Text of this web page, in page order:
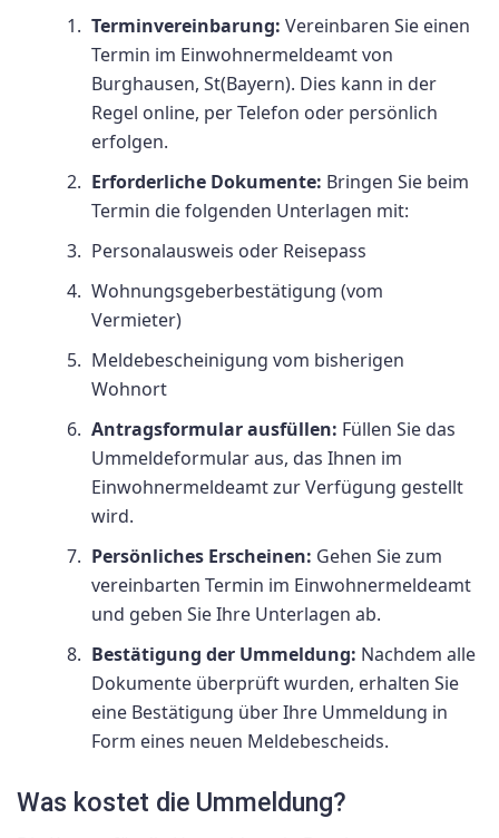
Terminvereinbarung: Vereinbaren Sie einen
Termin im Einwohnermeldeamt von
Burghausen, St(Bayern). Dies kann in der
Regel online, per Telefon oder persönlich
erfolgen.
Erforderliche Dokumente: Bringen Sie beim
Termin die folgenden Unterlagen mit:
Personalausweis oder Reisepass
Wohnungsgeberbestätigung (vom
Vermieter)
Meldebescheinigung vom bisherigen
Wohnort
Antragsformular ausfüllen: Füllen Sie das
Ummeldeformular aus, das Ihnen im
Einwohnermeldeamt zur Verfügung gestellt
wird.
Persönliches Erscheinen: Gehen Sie zum
vereinbarten Termin im Einwohnermeldeamt
und geben Sie Ihre Unterlagen ab.
Bestätigung der Ummeldung: Nachdem alle
Dokumente überprüft wurden, erhalten Sie
eine Bestätigung über Ihre Ummeldung in
Form eines neuen Meldebescheids.
Was kostet die Ummeldung?